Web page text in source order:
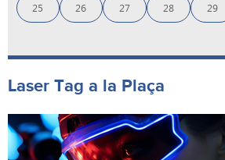
25 26 27 28 29
Laser Tag a la Plaça